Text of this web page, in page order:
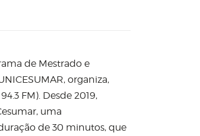
de Mestrado e
organiza,
FM). Desde 2019,
uma
de 30 minutos, que